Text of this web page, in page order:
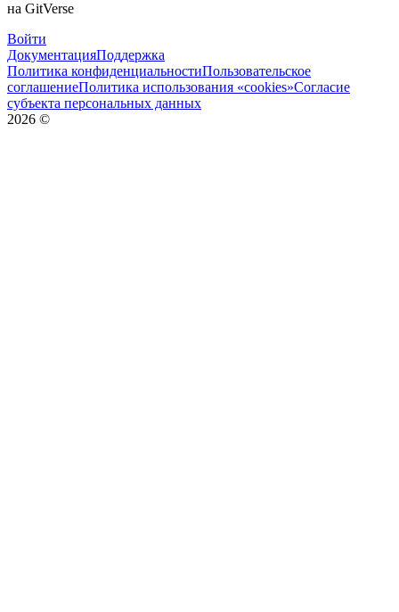
на GitVerse
Войти
ДокументацияПоддержка
Политика конфиденциальностиПользовательское
соглашениеПолитика использования «cookies»Согласие
субъекта персональных данных
2026 ©